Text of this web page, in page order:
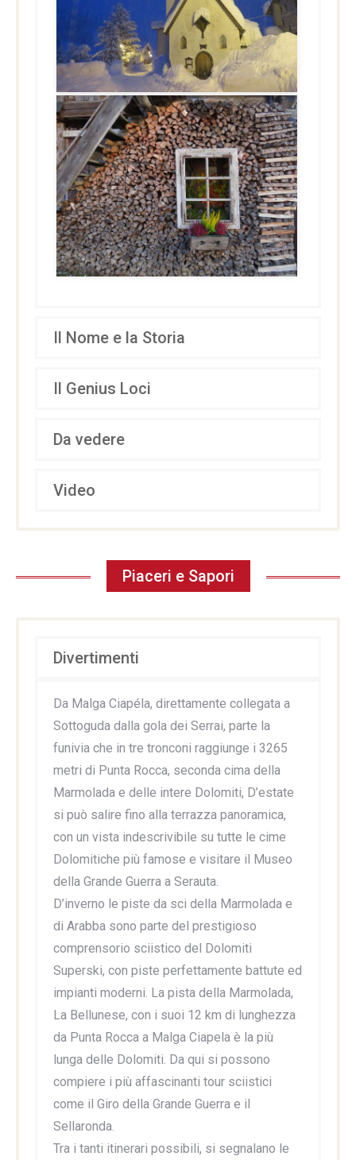
Il Nome e la Storia
Il Genius Loci
Da vedere
Video
Piaceri e Sapori
Divertimenti
Da Malga Ciapéla, direttamente collegata a
Sottoguda dalla gola dei Serrai, parte la
funivia che in tre tronconi raggiunge i 3265
metri di Punta Rocca, seconda cima della
Marmolada e delle intere Dolomiti, D’estate
si può salire fino alla terrazza panoramica,
con un vista indescrivibile su tutte le cime
Dolomitiche più famose e visitare il Museo
della Grande Guerra a Serauta.
D’inverno le piste da sci della Marmolada e
di Arabba sono parte del prestigioso
comprensorio sciistico del Dolomiti
Superski, con piste perfettamente battute ed
impianti moderni. La pista della Marmolada,
La Bellunese, con i suoi 12 km di lunghezza
da Punta Rocca a Malga Ciapela è la più
lunga delle Dolomiti. Da qui si possono
compiere i più affascinanti tour sciistici
come il Giro della Grande Guerra e il
Sellaronda.
Tra i tanti itinerari possibili, si segnalano le